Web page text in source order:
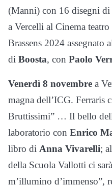
(Manni) con 16 disegni di
a Vercelli al Cinema
Brassens 2024 assegnato
di Boosta, con Paolo
Venerdì 8 novembre a
magna dell’ICG. Ferraris
Bruttissimi” … Il bello
laboratorio con Enrico
libro di Anna Vivarelli;
della Scuola Vallotti ci
m’illumino d’immenso”,